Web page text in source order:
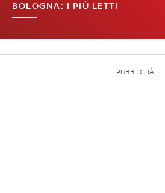
BOLOGNA: I PIÙ LETTI
PUBBLICITÀ